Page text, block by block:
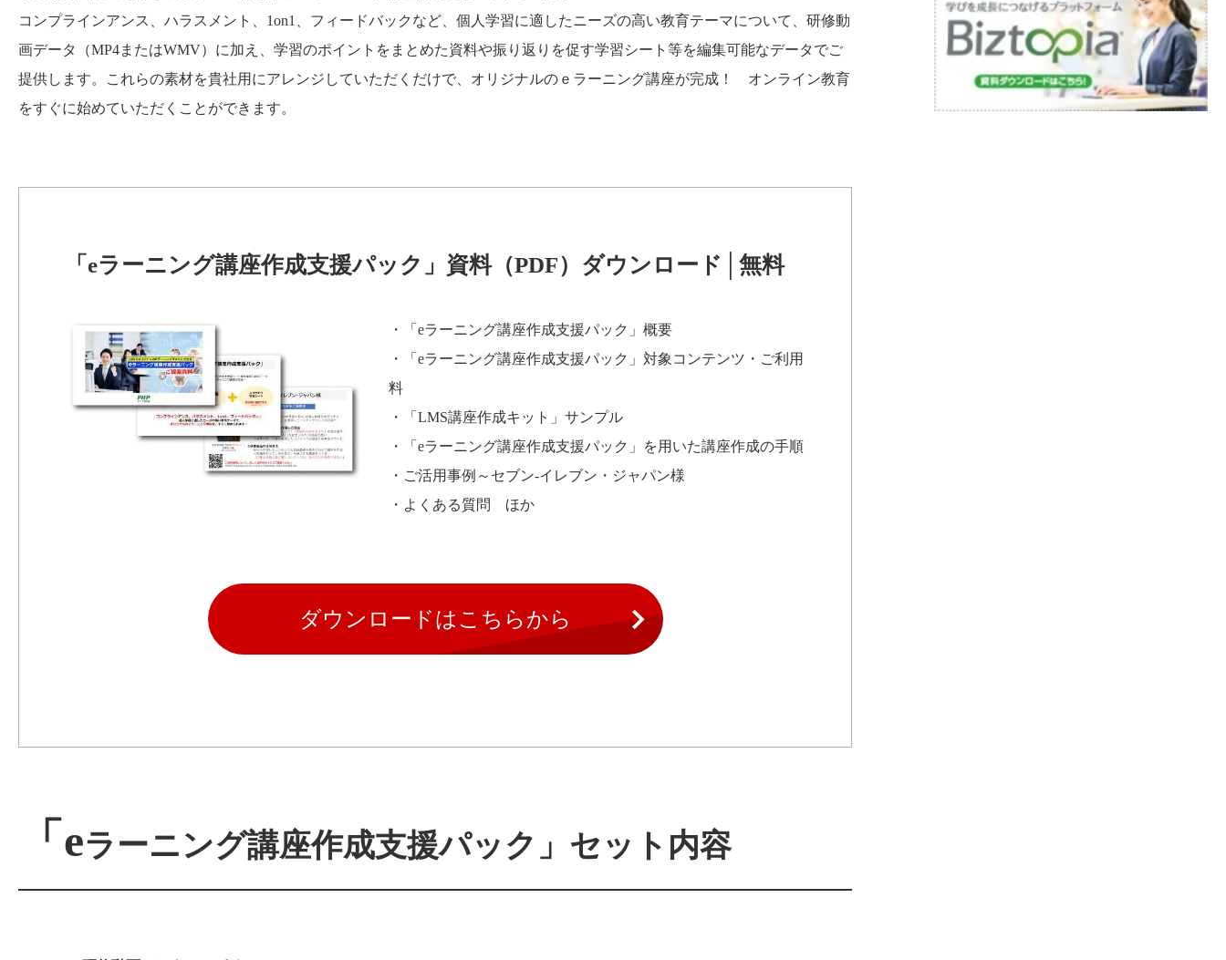
コンプラインアンス、ハラスメント、1on1、フィードバックなど、個人学習に適したニーズの高い教育テーマについて、研修動
画データ（MP4またはWMV）に加え、学習のポイントをまとめた資料や振り返りを促す学習シート等を編集可能なデータでご
提供します。これらの素材を貴社用にアレンジしていただくだけで、オリジナルのｅラーニング講座が完成！ オンライン教育
をすぐに始めていただくことができます。
「eラーニング講座作成支援パック」資料（PDF）ダウンロード│無料
・「eラーニング講座作成支援パック」概要
・「eラーニング講座作成支援パック」対象コンテンツ・ご利用
料
・「LMS講座作成キット」サンプル
・「eラーニング講座作成支援パック」を用いた講座作成の手順
・ご活用事例～セブン-イレブン・ジャパン様
・よくある質問 ほか
ダウンロードはこちらから
「eラーニング講座作成支援パック」セット内容